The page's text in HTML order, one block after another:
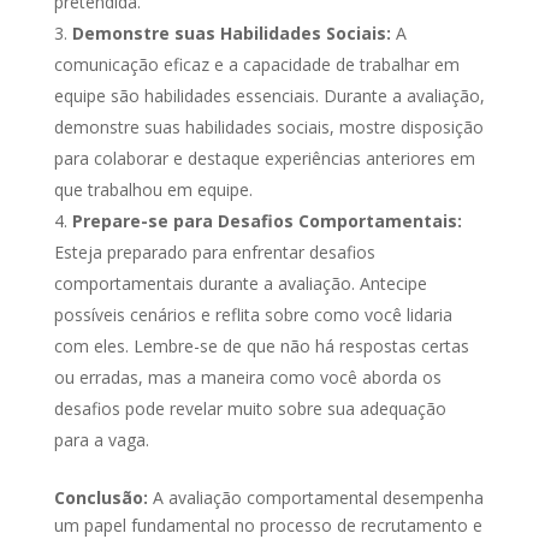
Demonstre suas Habilidades Sociais: A
comunicação eficaz e a capacidade de trabalhar em
equipe são habilidades essenciais. Durante a avaliação,
demonstre suas habilidades sociais, mostre disposição
para colaborar e destaque experiências anteriores em
que trabalhou em equipe.
Prepare-se para Desafios Comportamentais:
Esteja preparado para enfrentar desafios
comportamentais durante a avaliação. Antecipe
possíveis cenários e reflita sobre como você lidaria
com eles. Lembre-se de que não há respostas certas
ou erradas, mas a maneira como você aborda os
desafios pode revelar muito sobre sua adequação
para a vaga.
Conclusão: A avaliação comportamental desempenha
um papel fundamental no processo de recrutamento e